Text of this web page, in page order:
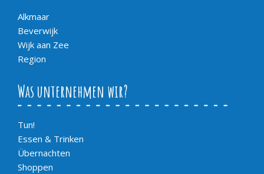
Alkmaar
Beverwijk
Wijk aan Zee
Region
Was unternehmen wir?
Tun!
Essen & Trinken
Übernachten
Shoppen